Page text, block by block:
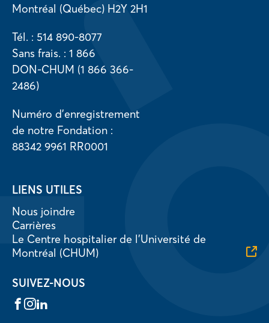
Montréal (Québec) H2Y 2H1
Tél. : 514 890-8077
Sans frais. : 1 866
DON-CHUM (1 866 366-
2486)
Numéro d’enregistrement
de notre Fondation :
88342 9961 RR0001
LIENS UTILES
Nous joindre
Carrières
Le Centre hospitalier de l’Université de
Montréal (CHUM)
SUIVEZ-NOUS
Facebook
Instagram
LinkedIn